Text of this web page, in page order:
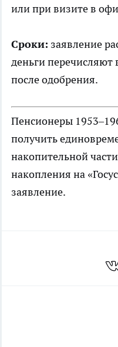
или при визите в
Сроки: заявление
деньги перечисляют
после одобрения.
Пенсионеры
получить
накопительной
накопления на
заявление.